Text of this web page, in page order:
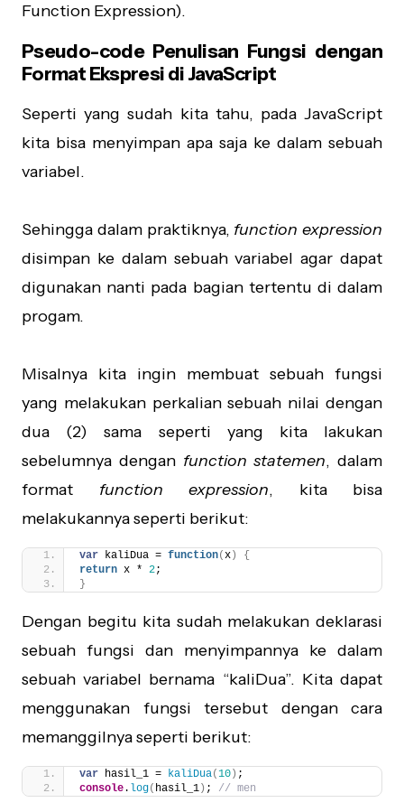
Function Expression).
Pseudo-code Penulisan Fungsi dengan
Format Ekspresi di JavaScript
Seperti yang sudah kita tahu, pada JavaScript
kita bisa menyimpan apa saja ke dalam sebuah
variabel.
Sehingga dalam praktiknya, function expression
disimpan ke dalam sebuah variabel agar dapat
digunakan nanti pada bagian tertentu di dalam
progam.
Misalnya kita ingin membuat sebuah fungsi
yang melakukan perkalian sebuah nilai dengan
dua (2) sama seperti yang kita lakukan
sebelumnya dengan function statemen, dalam
format function expression, kita bisa
melakukannya seperti berikut:
var kaliDua = function(x )
{
return x * 2;
}
Dengan begitu kita sudah melakukan deklarasi
sebuah fungsi dan menyimpannya ke dalam
sebuah variabel bernama “kaliDua”. Kita dapat
menggunakan fungsi tersebut dengan cara
memanggilnya seperti berikut:
var hasil_1 = kaliDua(10 ) ;
console. log( hasil_1 ) ; // men